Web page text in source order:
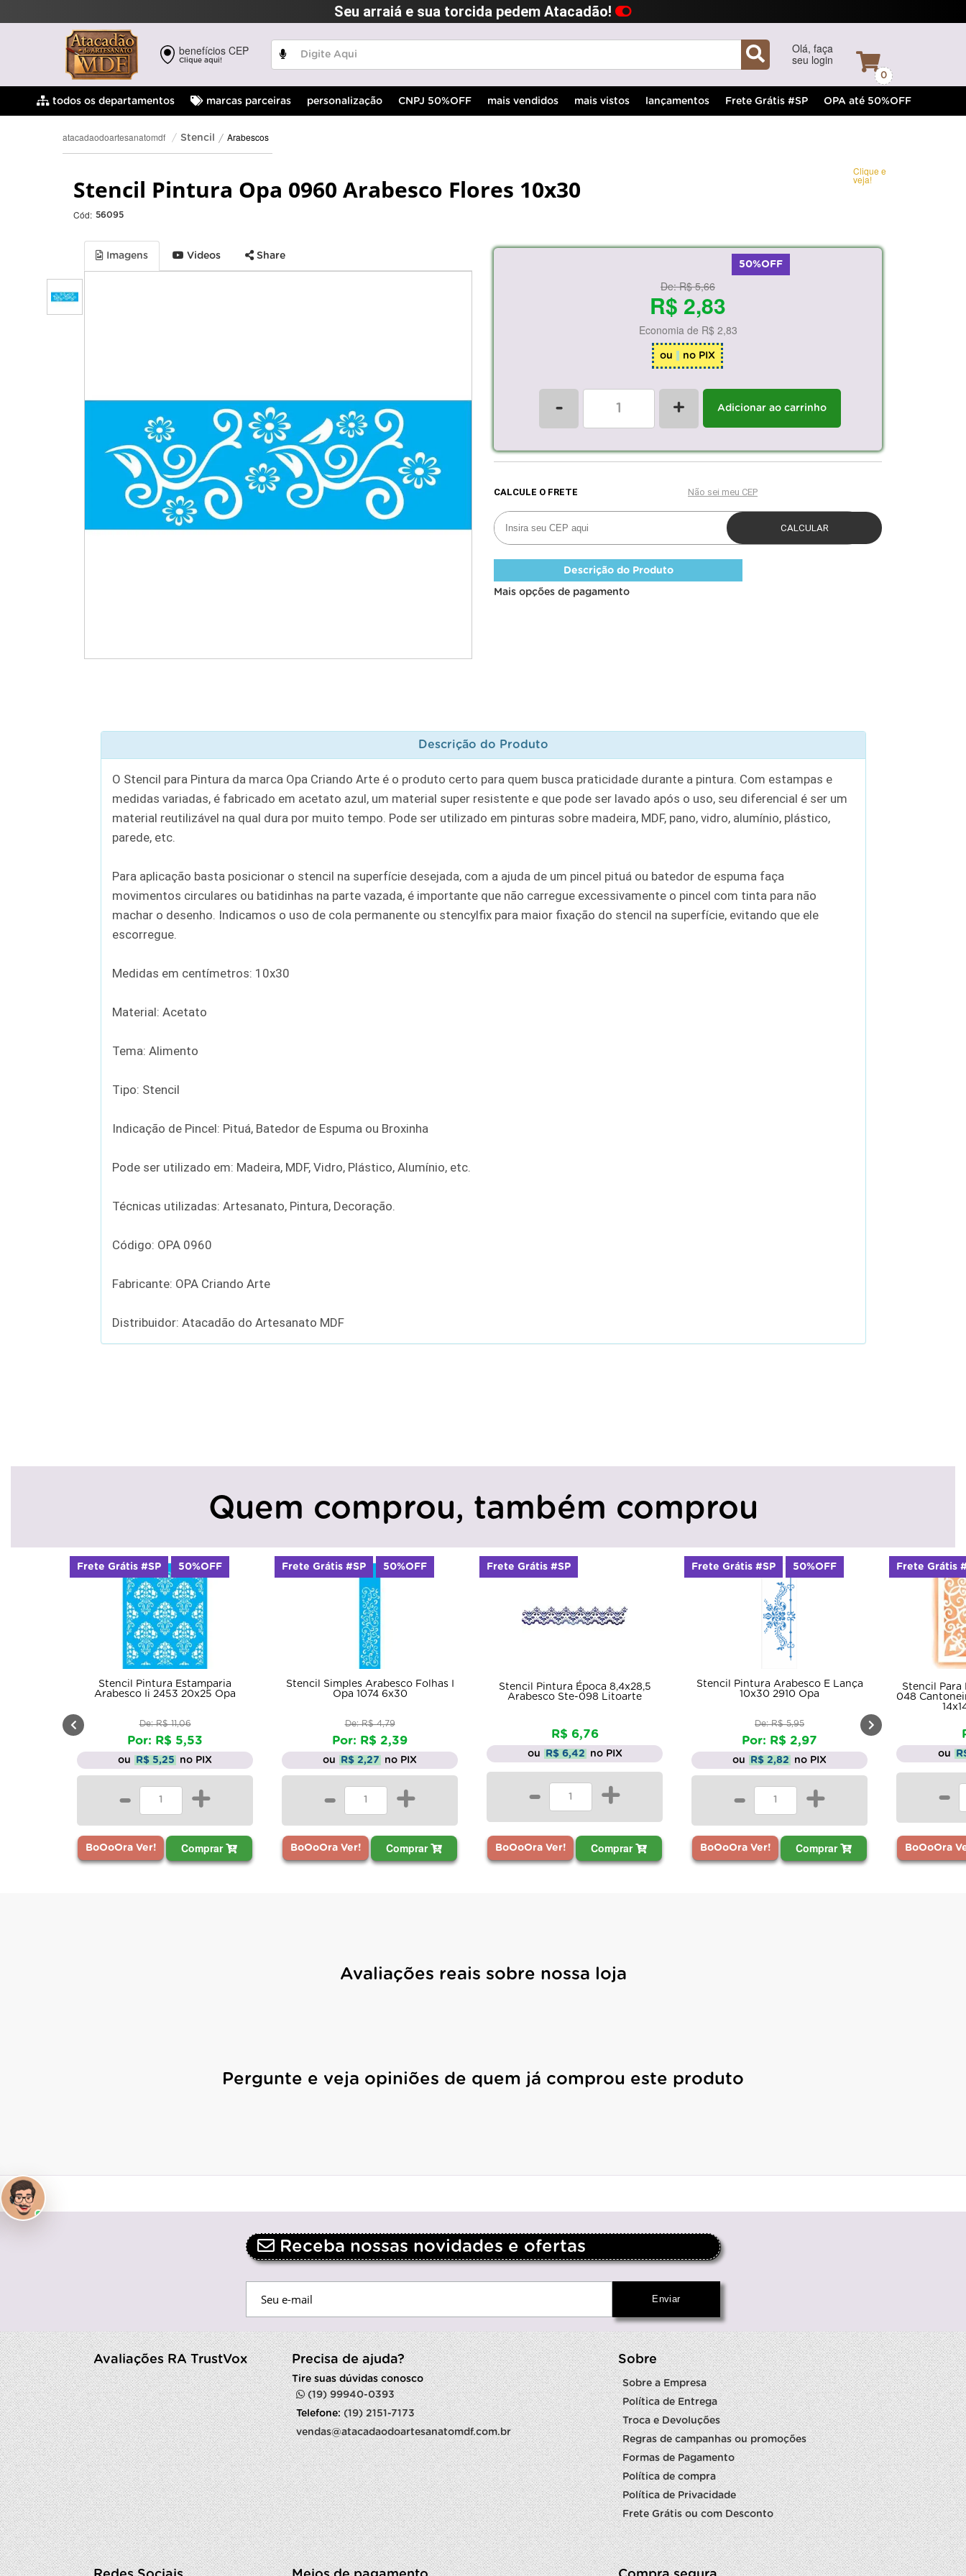
Seu arraiá e sua torcida pedem Atacadão!
benefícios CEP
Clique aqui!
Olá, faça
seu login
0
todos os departamentos marcas parceiras personalização CNPJ 50%OFF mais vendidos mais vistos lançamentos Frete Grátis #SP OPA até 50%OFF
atacadaodoartesanatomdf Stencil Arabescos
Stencil Pintura Opa 0960 Arabesco Flores 10x30
Cód: 56095
Clique e
veja!
Imagens Videos
Share
50%OFF
De:R$ 5,66
R$ 2,83
Economia de R$ 2,83
ou no PIX
- + Adicionar ao carrinho
Descrição do Produto
Mais opções de pagamento
Descrição do Produto
O Stencil para Pintura da marca Opa Criando Arte é o produto certo para quem busca praticidade durante a pintura. Com estampas e
medidas variadas, é fabricado em acetato azul, um material super resistente e que pode ser lavado após o uso, seu diferencial é ser um
material reutilizável na qual dura por muito tempo. Pode ser utilizado em pinturas sobre madeira, MDF, pano, vidro, alumínio, plástico,
parede, etc.
Para aplicação basta posicionar o stencil na superfície desejada, com a ajuda de um pincel pituá ou batedor de espuma faça
movimentos circulares ou batidinhas na parte vazada, é importante que não carregue excessivamente o pincel com tinta para não
machar o desenho. Indicamos o uso de cola permanente ou stencylfix para maior fixação do stencil na superfície, evitando que ele
escorregue.
Medidas em centímetros: 10x30
Material: Acetato
Tema: Alimento
Tipo: Stencil
Indicação de Pincel: Pituá, Batedor de Espuma ou Broxinha
Pode ser utilizado em: Madeira, MDF, Vidro, Plástico, Alumínio, etc.
Técnicas utilizadas: Artesanato, Pintura, Decoração.
Código: OPA 0960
Fabricante: OPA Criando Arte
Distribuidor: Atacadão do Artesanato MDF
Quem comprou, também comprou
Stencil Simples Arabesco Folhas I
Opa 1074 6x30
De: R$ 4,79
Por: R$ 2,39
ou R$ 2,27 no PIX
BoOoOra Ver! Comprar
Frete Grátis #SP 50%OFF
Stencil Pintura Época 8,4x28,5
Arabesco Ste-098 Litoarte
R$ 6,76
ou R$ 6,42 no PIX
-
BoOoOra Ver! Comprar
Frete Grátis #SP
Stencil Pintura Arabesco E Lança
10x30 2910 Opa
Por: R$ 2,97
ou R$ 2,82 no PIX
BoOoOra Ver! Comprar
Frete Grátis #SP
Stencil Para Pintura Simples Sta-
048 Cantoneira Rendado Arabesco
R$ 8,41
ou R$ 7,99 no PIX
-
BoOoOra Ver! Comprar
Frete Grátis #SP
Stencil
Frete
Avaliações reais sobre nossa loja
Pergunte e veja opiniões de quem já comprou este produto
Receba nossas novidades e ofertas
Avaliações RA TrustVox Precisa de ajuda?
Tire suas dúvidas conosco
(19) 99940-0393
Telefone:(19) 2151-7173
vendas@atacadaodoartesanatomdf.com.br
Sobre
Sobre a Empresa
Política de Entrega
Troca e Devoluções
Regras de campanhas ou promoções
Formas de Pagamento
Política de compra
Política de Privacidade
Frete Grátis ou com Desconto